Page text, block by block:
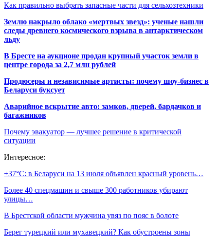
Как правильно выбрать запасные части для сельхозтехники
Землю накрыло облако «мертвых звезд»: ученые нашли
следы древнего космического взрыва в антарктическом
льду
В Бресте на аукционе продан крупный участок земли в
центре города за 2,7 млн рублей
Продюсеры и независимые артисты: почему шоу-бизнес в
Беларуси буксует
Аварийное вскрытие авто: замков, дверей, бардачков и
багажников
Почему эвакуатор — лучшее решение в критической
ситуации
Интересное:
+37°С: в Беларуси на 13 июля объявлен красный уровень…
Более 40 спецмашин и свыше 300 работников убирают
улицы…
В Брестской области мужчина увяз по пояс в болоте
Берег турецкий или мухавецкий? Как обустроены зоны